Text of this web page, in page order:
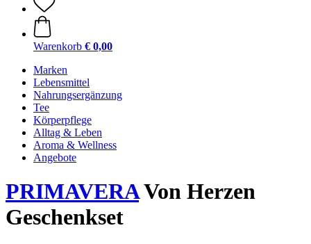
Warenkorb € 0,00
Marken
Lebensmittel
Nahrungsergänzung
Tee
Körperpflege
Alltag & Leben
Aroma & Wellness
Angebote
PRIMAVERAVon Herzen
Geschenkset